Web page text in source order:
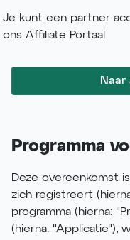
Je kunt een partner
ons Affiliate Portaal.
Programma
Deze overeenkomst
zich registreert
programma (hierna:
(hierna: "Applicatie"),